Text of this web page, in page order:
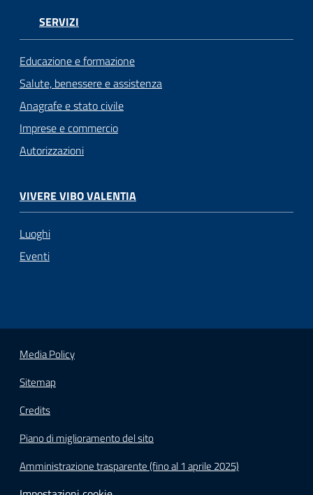
SERVIZI
Educazione e formazione
Salute, benessere e assistenza
Anagrafe e stato civile
Imprese e commercio
Autorizzazioni
VIVERE VIBO VALENTIA
Luoghi
Eventi
Media Policy
Sitemap
Credits
Piano di miglioramento del sito
Amministrazione trasparente (fino al 1 aprile 2025)